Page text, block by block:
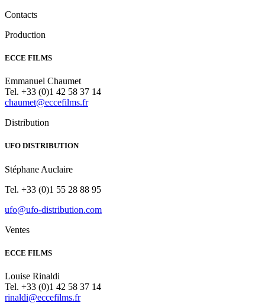
Contacts
Production
ECCE FILMS
Emmanuel Chaumet
Tel. +33 (0)1 42 58 37 14
chaumet@eccefilms.fr
Distribution
UFO DISTRIBUTION
Stéphane Auclaire
Tel. +33 (0)1 55 28 88 95
ufo@ufo-distribution.com
Ventes
ECCE FILMS
Louise Rinaldi
Tel. +33 (0)1 42 58 37 14
rinaldi@eccefilms.fr